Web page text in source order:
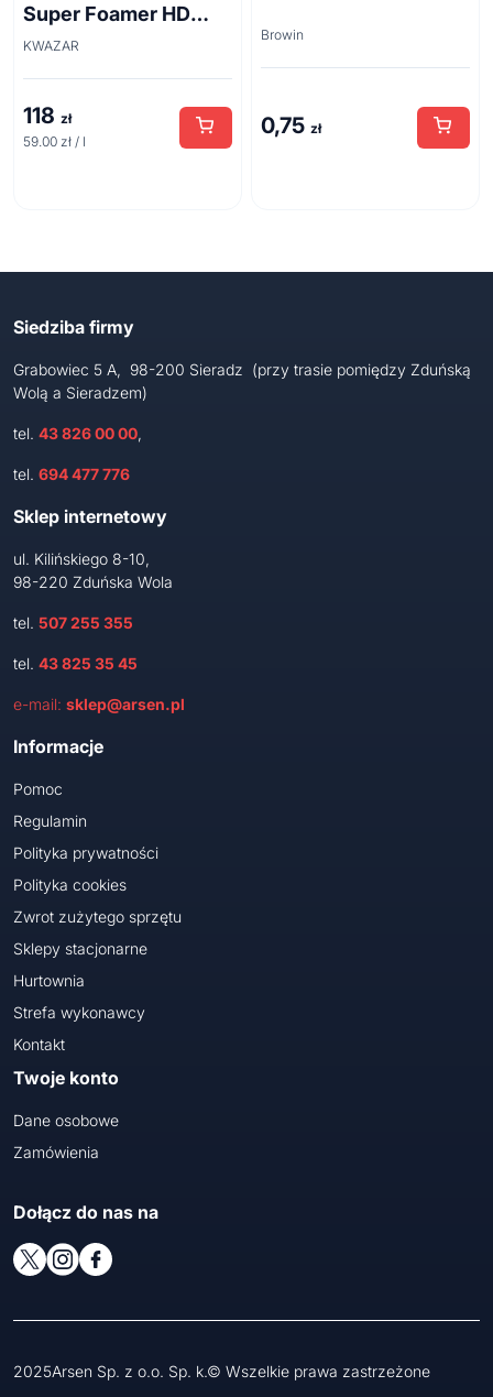
Super Foamer HD
acid line 2L
KWAZAR
118 zł
59.00 zł / l
Browin
0,75 zł
Siedziba firmy
Grabowiec 5 A, 98-200 Sieradz (przy trasie pomiędzy Zduńską
Wolą a Sieradzem)
tel. 43 826 00 00,
tel. 694 477 776
Sklep internetowy
ul. Kilińskiego 8-10,
98-220 Zduńska Wola
tel. 507 255 355
tel. 43 825 35 45
e-mail: sklep@arsen.pl
Informacje
Pomoc
Regulamin
Polityka prywatności
Polityka cookies
Zwrot zużytego sprzętu
Sklepy stacjonarne
Hurtownia
Strefa wykonawcy
Kontakt
Twoje konto
Dane osobowe
Zamówienia
Dołącz do nas na
2025Arsen Sp. z o.o. Sp. k.© Wszelkie prawa zastrzeżone